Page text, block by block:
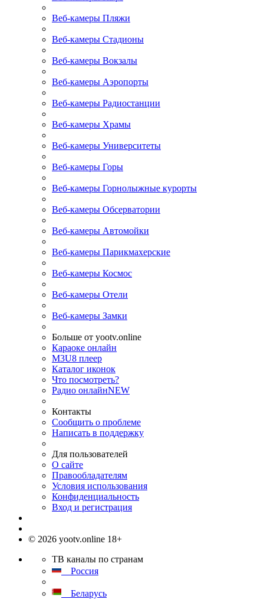
Веб-камеры Пляжи
Веб-камеры Стадионы
Веб-камеры Вокзалы
Веб-камеры Аэропорты
Веб-камеры Радиостанции
Веб-камеры Храмы
Веб-камеры Университеты
Веб-камеры Горы
Веб-камеры Горнолыжные курорты
Веб-камеры Обсерватории
Веб-камеры Автомойки
Веб-камеры Парикмахерские
Веб-камеры Космос
Веб-камеры Отели
Веб-камеры Замки
Больше от yootv.online
Караоке онлайн
M3U8 плеер
Каталог иконок
Что посмотреть?
Радио онлайнNEW
Контакты
Сообщить о проблеме
Написать в поддержку
Для пользователей
О сайте
Правообладателям
Условия использования
Конфиденциальность
Вход и регистрация
© 2026 yootv.online 18+
ТВ каналы по странам
Россия
Беларусь